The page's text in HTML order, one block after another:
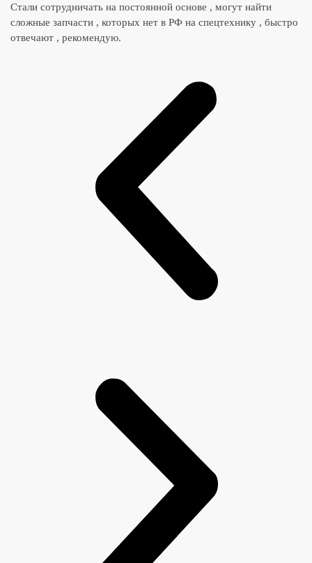
Стали сотрудничать на постоянной основе , могут найти
сложные запчасти , которых нет в РФ на спецтехнику , быстро
отвечают , рекомендую.